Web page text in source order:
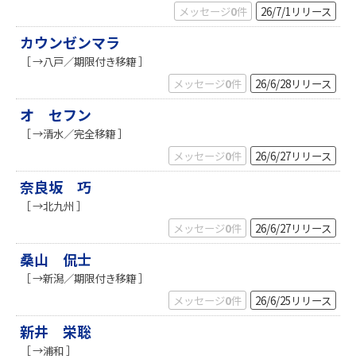
メッセージ0件 26/7/1 リリース
カウンゼンマラ
［ →八戸／期限付き移籍 ］
メッセージ0件 26/6/28リリース
オ セフン
［ →清水／完全移籍 ］
メッセージ0件 26/6/27リリース
奈良坂 巧
［ →北九州 ］
メッセージ0件 26/6/27リリース
桑山 侃士
［ →新潟／期限付き移籍 ］
メッセージ0件 26/6/25 リリース
新井 栄聡
［ →浦和 ］